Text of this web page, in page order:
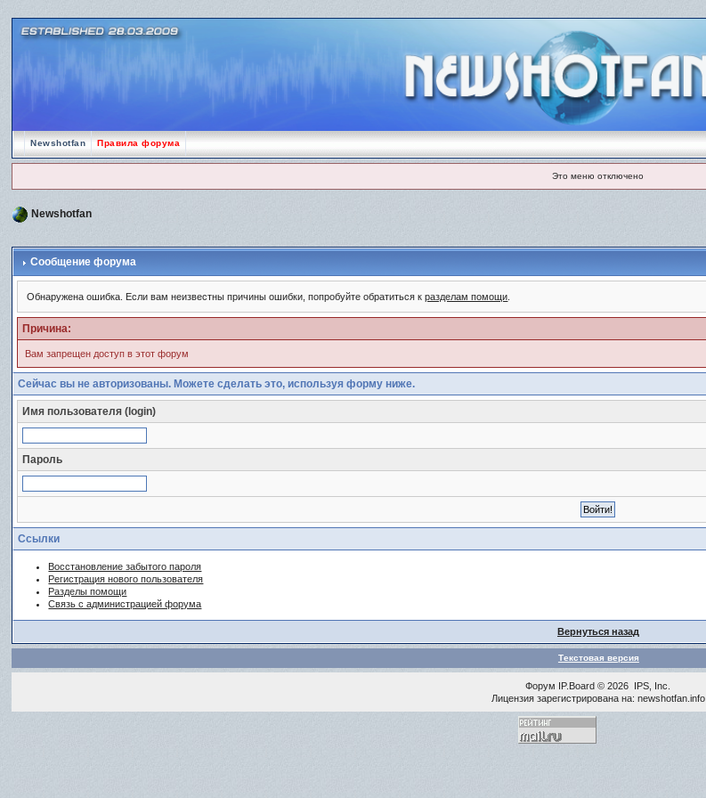
Newshotfan Правила форума
Это меню отключено
Newshotfan
Сообщение форума
Обнаружена ошибка. Если вам неизвестны причины ошибки, попробуйте обратиться кразделам помощи
Причина:
Вам запрещен доступ в этот форум
Сейчас вы не авторизованы. Можете сделать это, используя форму ниже.
Имя пользователя (login)
Пароль
Ссылки
Восстановление забытого пароля
Регистрация нового пользователя
Разделы помощи
Связь с администрацией форума
Вернуться назад
Текстовая версия
Форум IP.Board © 2026 IPS, Inc
Лицензия зарегистрирована на: newshotfan.info